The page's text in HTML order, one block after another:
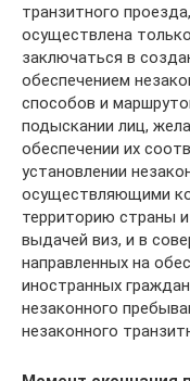
транзитного
осуществлена
заключаться в
обеспечением
способов и
подыскании лиц,
обеспечении их
установлении
осуществляющими
территорию страны
выдачей виз, и в
направленных на
иностранных
незаконного
незаконного